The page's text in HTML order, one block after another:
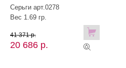
Серьги арт.0278
Вес 1.69 гр.
20 686 р.
41 371 р.